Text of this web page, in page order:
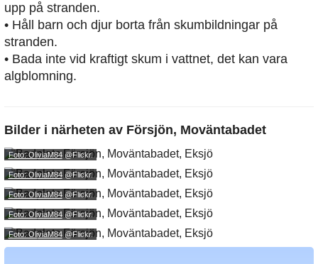
upp på stranden.
• Håll barn och djur borta från skumbildningar på
stranden.
• Bada inte vid kraftigt skum i vattnet, det kan vara
algblomning.
Bilder i närheten av Försjön, Moväntabadet
Foto: OliviaM84@Flickr.
Foto: OliviaM84@Flickr.
Foto: OliviaM84@Flickr.
Foto: OliviaM84@Flickr.
Foto: OliviaM84@Flickr.